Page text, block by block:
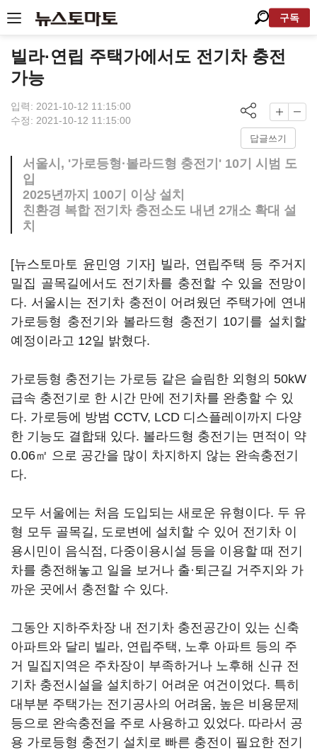
구독
빌라·연립 주택가에서도 전기차 충전
가능
입력: 2021-10-12 11:15:00
수정: 2021-10-12 11:15:00
답글쓰기
서울시, '가로등형·볼라드형 충전기' 10기 시범 도
입
2025년까지 100기 이상 설치
친환경 복합 전기차 충전소도 내년 2개소 확대 설
치
[뉴스토마토 윤민영 기자] 빌라, 연립주택 등 주거지
밀집 골목길에서도 전기차를 충전할 수 있을 전망이
다. 서울시는 전기차 충전이 어려웠던 주택가에 연내
가로등형 충전기와 볼라드형 충전기 10기를 설치할
예정이라고 12일 밝혔다.
가로등형 충전기는 가로등 같은 슬림한 외형의 50kW
급속 충전기로 한 시간 만에 전기차를 완충할 수 있
다. 가로등에 방범 CCTV, LCD 디스플레이까지 다양
한 기능도 결합돼 있다. 볼라드형 충전기는 면적이 약
0.06㎡ 으로 공간을 많이 차지하지 않는 완속충전기
다.
모두 서울에는 처음 도입되는 새로운 유형이다. 두 유
형 모두 골목길, 도로변에 설치할 수 있어 전기차 이
용시민이 음식점, 다중이용시설 등을 이용할 때 전기
차를 충전해놓고 일을 보거나 출·퇴근길 거주지와 가
까운 곳에서 충전할 수 있다.
그동안 지하주차장 내 전기차 충전공간이 있는 신축
아파트와 달리 빌라, 연립주택, 노후 아파트 등의 주
거 밀집지역은 주차장이 부족하거나 노후해 신규 전
기차 충전시설을 설치하기 어려운 여건이었다. 특히
대부분 주택가는 전기공사의 어려움, 높은 비용문제
등으로 완속충전을 주로 사용하고 있었다. 따라서 공
용 가로등형 충전기 설치로 빠른 충전이 필요한 전기